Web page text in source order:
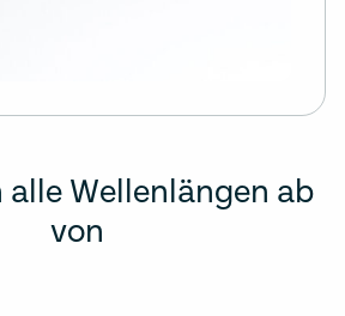
alle Wellenlängen ab
von